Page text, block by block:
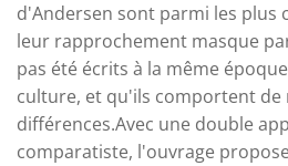
d'Andersen sont parmi les plus
leur rapprochement masque
pas été écrits à la même
culture, et qu'ils comportent de
différences.Avec une double
comparatiste, l'ouvrage